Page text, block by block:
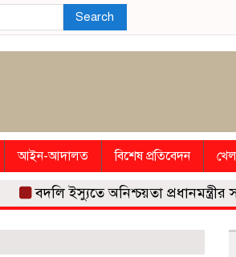
Search
আইন-আদালত বিশেষ প্রতিবেদন
বদলি ইস্যুতে অনিশ্চয়তা প্রধানমন্ত্রীর সঙ্গে